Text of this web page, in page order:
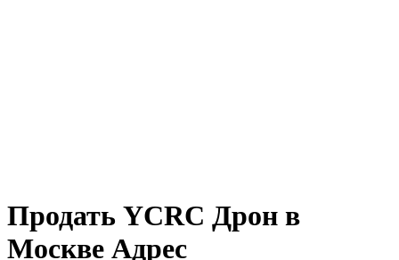
Продать YCRC Дрон в
Москве Адрес